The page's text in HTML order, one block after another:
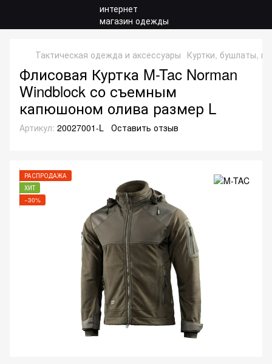
Тактическая одежда и аксессуары Куртки, бушлаты,
Флисовая Куртка M-Tac Norman
Windblock со съемным
капюшоном олива размер L
Артикул: 20027001-L Оставить отзыв
РАСПРОДАЖА
ХИТ
−30%